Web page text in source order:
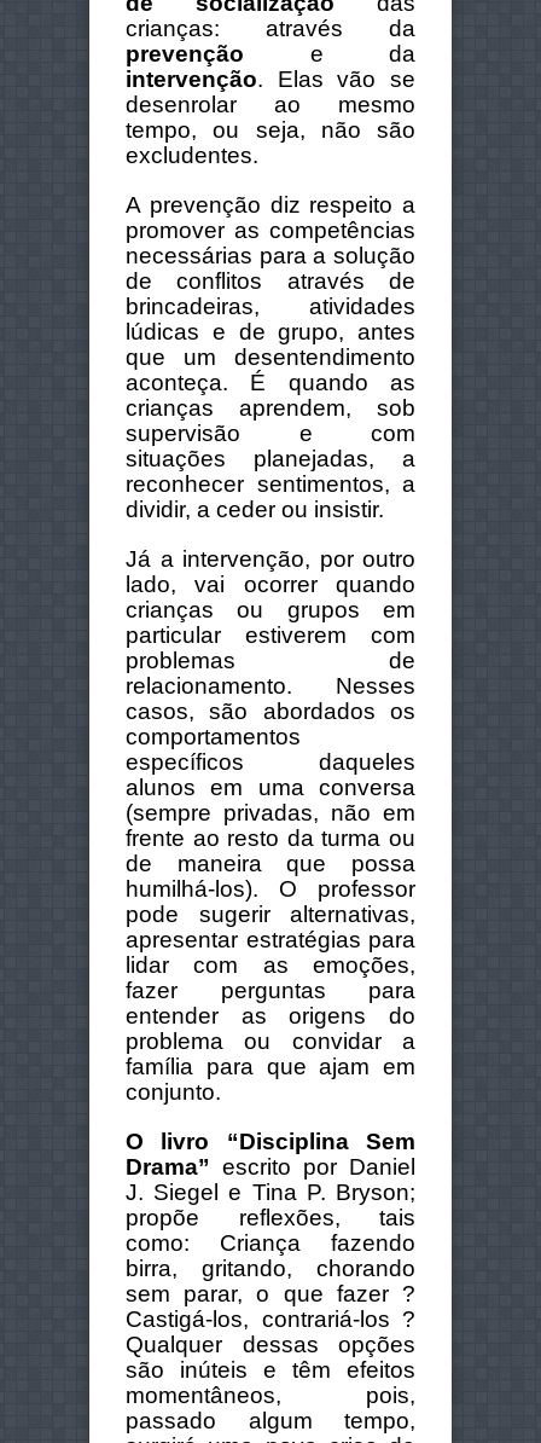
crianças: através da
prevenção e da
intervenção. Elas vão se
desenrolar ao mesmo
tempo, ou seja, não são
excludentes.
A prevenção diz respeito a
promover as competências
necessárias para a solução
de conflitos através de
brincadeiras, atividades
lúdicas e de grupo, antes
que um desentendimento
aconteça. É quando as
crianças aprendem, sob
supervisão e com
situações planejadas, a
reconhecer sentimentos, a
dividir, a ceder ou insistir.
Já a intervenção, por outro
lado, vai ocorrer quando
crianças ou grupos em
particular estiverem com
problemas de
relacionamento. Nesses
casos, são abordados os
comportamentos
específicos daqueles
alunos em uma conversa
(sempre privadas, não em
frente ao resto da turma ou
de maneira que possa
humilhá-los). O professor
pode sugerir alternativas,
apresentar estratégias para
lidar com as emoções,
fazer perguntas para
entender as origens do
problema ou convidar a
família para que ajam em
conjunto.
O livro “Disciplina Sem
Drama” escrito por Daniel
J. Siegel e Tina P. Bryson;
propõe reflexões, tais
como: Criança fazendo
birra, gritando, chorando
sem parar, o que fazer ?
Castigá-los, contrariá-los ?
Qualquer dessas opções
são inúteis e têm efeitos
momentâneos, pois,
passado algum tempo,